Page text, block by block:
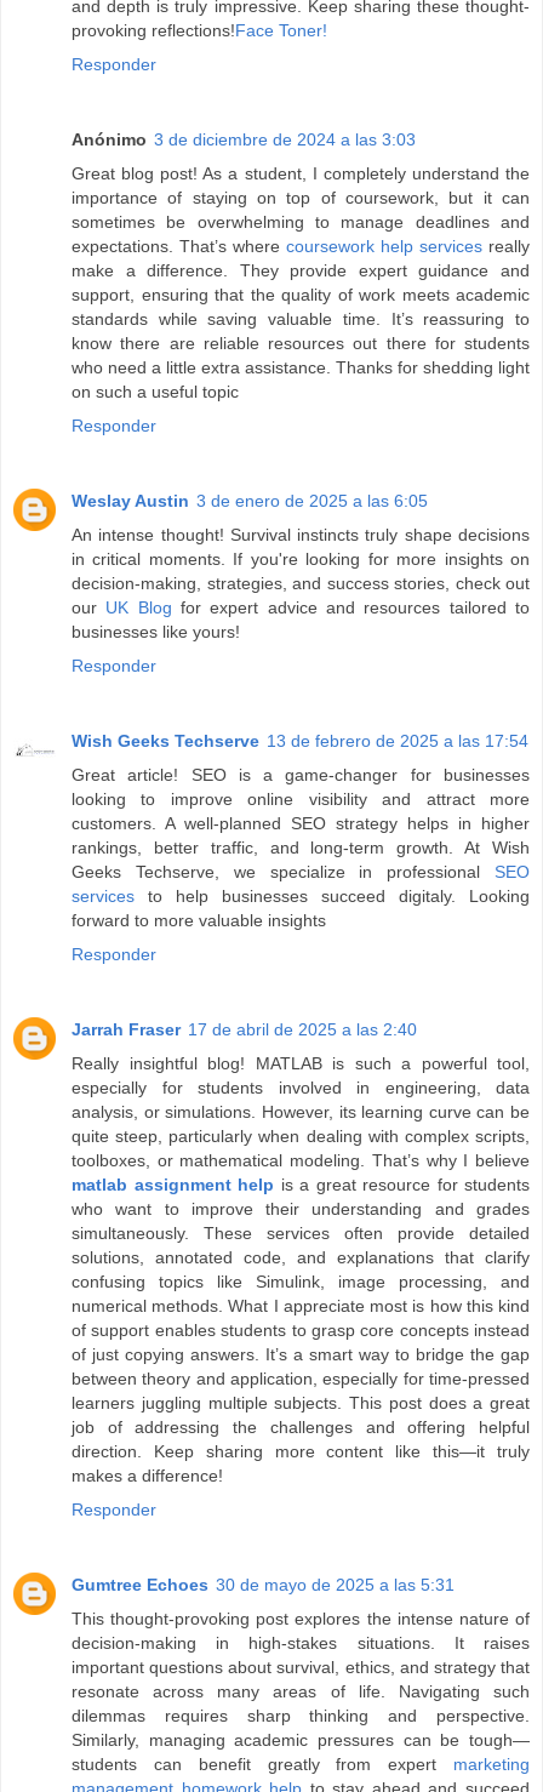
and depth is truly impressive. Keep sharing these thought-
provoking reflections!Face Toner!
Responder
Anónimo 3 de diciembre de 2024 a las 3:03
Great blog post! As a student, I completely understand the
importance of staying on top of coursework, but it can
sometimes be overwhelming to manage deadlines and
expectations. That’s where coursework help services really
make a difference. They provide expert guidance and
support, ensuring that the quality of work meets academic
standards while saving valuable time. It’s reassuring to
know there are reliable resources out there for students
who need a little extra assistance. Thanks for shedding light
on such a useful topic
Responder
Weslay Austin 3 de enero de 2025 a las 6:05
An intense thought! Survival instincts truly shape decisions
in critical moments. If you're looking for more insights on
decision-making, strategies, and success stories, check out
our UK Blog for expert advice and resources tailored to
businesses like yours!
Responder
Wish Geeks Techserve 13 de febrero de 2025 a las 17:54
Great article! SEO is a game-changer for businesses
looking to improve online visibility and attract more
customers. A well-planned SEO strategy helps in higher
rankings, better traffic, and long-term growth. At Wish
Geeks Techserve, we specialize in professional SEO
services to help businesses succeed digitaly. Looking
forward to more valuable insights
Responder
Jarrah Fraser 17 de abril de 2025 a las 2:40
Really insightful blog! MATLAB is such a powerful tool,
especially for students involved in engineering, data
analysis, or simulations. However, its learning curve can be
quite steep, particularly when dealing with complex scripts,
toolboxes, or mathematical modeling. That’s why I believe
matlab assignment help is a great resource for students
who want to improve their understanding and grades
simultaneously. These services often provide detailed
solutions, annotated code, and explanations that clarify
confusing topics like Simulink, image processing, and
numerical methods. What I appreciate most is how this kind
of support enables students to grasp core concepts instead
of just copying answers. It’s a smart way to bridge the gap
between theory and application, especially for time-pressed
learners juggling multiple subjects. This post does a great
job of addressing the challenges and offering helpful
direction. Keep sharing more content like this—it truly
makes a difference!
Responder
Gumtree Echoes 30 de mayo de 2025 a las 5:31
This thought-provoking post explores the intense nature of
decision-making in high-stakes situations. It raises
important questions about survival, ethics, and strategy that
resonate across many areas of life. Navigating such
dilemmas requires sharp thinking and perspective.
Similarly, managing academic pressures can be tough—
students can benefit greatly from expert marketing